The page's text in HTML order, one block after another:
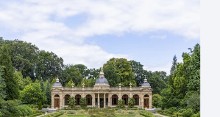
1 - 5 zalen
10 of meer zalen
Aantal personen
1 - 50 personen
50 - 100 personen
100 - 250 personen
250 - 500 personen